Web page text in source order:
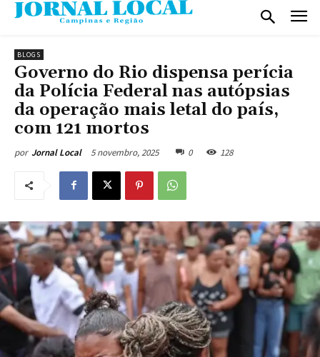
BLOGS
Governo do Rio dispensa perícia
da Polícia Federal nas autópsias
da operação mais letal do país,
com 121 mortos
por Jornal Local 5 novembro, 2025 0 128